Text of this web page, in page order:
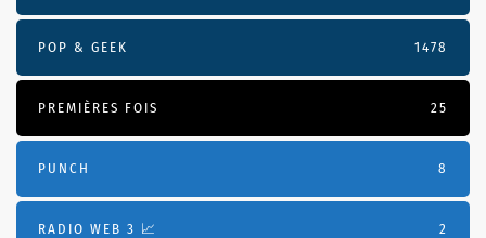
POP & GEEK 1478
PREMIÈRES FOIS 25
PUNCH 8
RADIO WEB 3 📈 2